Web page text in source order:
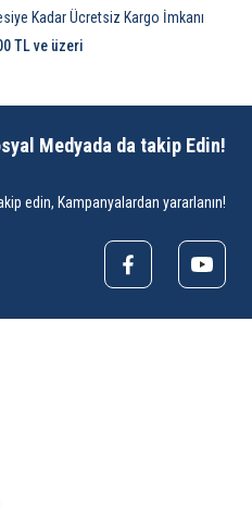
Kadar Ücretsiz Kargo İmkanı
TL ve üzeri
Medyada da takip Edin!
edin, Kampanyalardan yararlanın!